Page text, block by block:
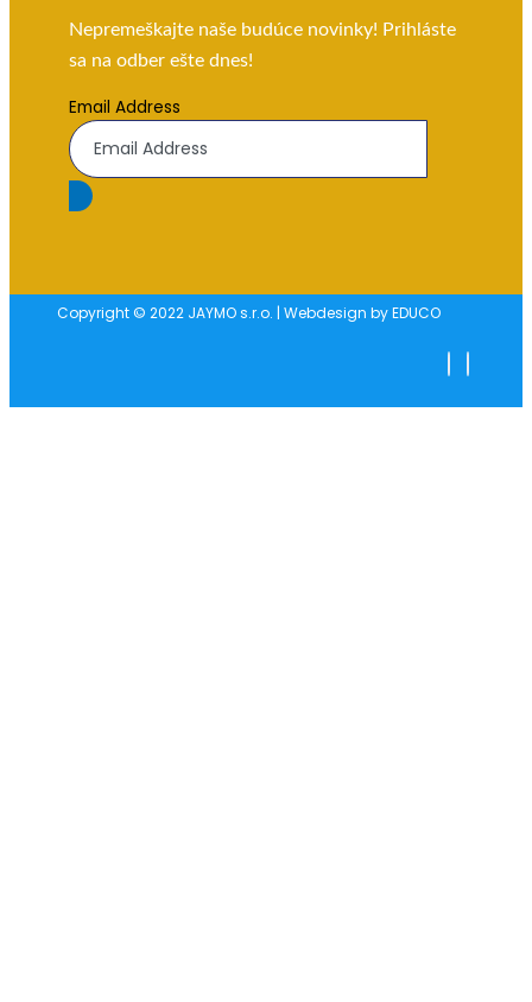
Nepremeškajte naše budúce novinky! Prihláste
sa na odber ešte dnes!
Email Address
Copyright © 2022 JAYMO s.r.o. | Webdesign by EDUCO